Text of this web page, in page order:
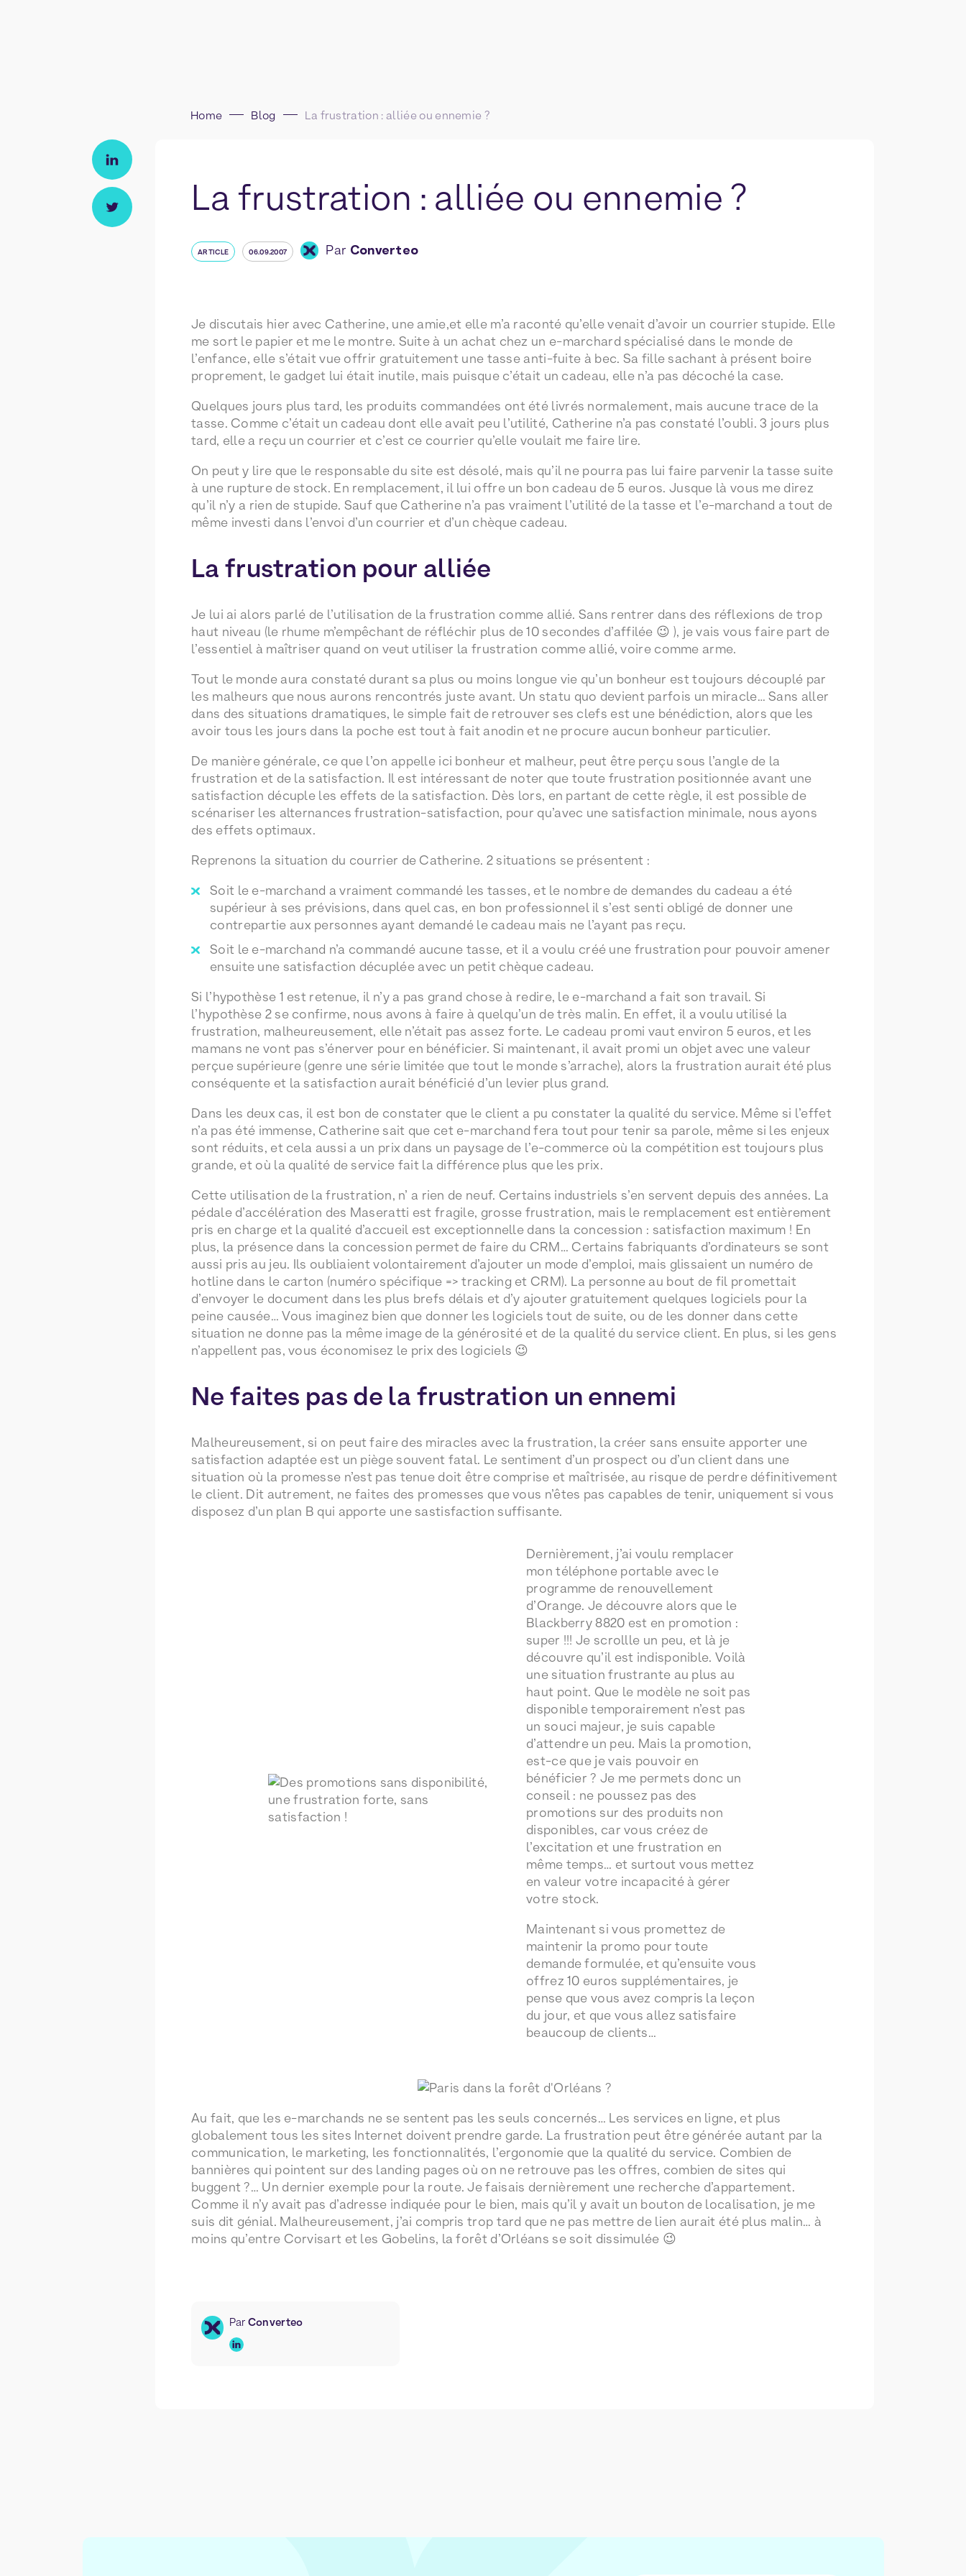
Home Blog La frustration : alliée ou ennemie ?
La frustration : alliée ou ennemie ?
ARTICLE 06.09.2007 Par Converteo
Je discutais hier avec Catherine, une amie,et elle m’a raconté qu’elle venait d’avoir un courrier stupide. Elle
me sort le papier et me le montre. Suite à un achat chez un e-marchard spécialisé dans le monde de
l’enfance, elle s’était vue offrir gratuitement une tasse anti-fuite à bec. Sa fille sachant à présent boire
proprement, le gadget lui était inutile, mais puisque c’était un cadeau, elle n’a pas décoché la case.
Quelques jours plus tard, les produits commandées ont été livrés normalement, mais aucune trace de la
tasse. Comme c’était un cadeau dont elle avait peu l’utilité, Catherine n’a pas constaté l’oubli. 3 jours plus
tard, elle a reçu un courrier et c’est ce courrier qu’elle voulait me faire lire.
On peut y lire que le responsable du site est désolé, mais qu’il ne pourra pas lui faire parvenir la tasse suite
à une rupture de stock. En remplacement, il lui offre un bon cadeau de 5 euros. Jusque là vous me direz
qu’il n’y a rien de stupide. Sauf que Catherine n’a pas vraiment l’utilité de la tasse et l’e-marchand a tout de
même investi dans l’envoi d’un courrier et d’un chèque cadeau.
La frustration pour alliée
Je lui ai alors parlé de l’utilisation de la frustration comme allié. Sans rentrer dans des réflexions de trop
haut niveau (le rhume m’empêchant de réfléchir plus de 10 secondes d’affilée 😉 ), je vais vous faire part de
l’essentiel à maîtriser quand on veut utiliser la frustration comme allié, voire comme arme.
Tout le monde aura constaté durant sa plus ou moins longue vie qu’un bonheur est toujours découplé par
les malheurs que nous aurons rencontrés juste avant. Un statu quo devient parfois un miracle… Sans aller
dans des situations dramatiques, le simple fait de retrouver ses clefs est une bénédiction, alors que les
avoir tous les jours dans la poche est tout à fait anodin et ne procure aucun bonheur particulier.
De manière générale, ce que l’on appelle ici bonheur et malheur, peut être perçu sous l’angle de la
frustration et de la satisfaction. Il est intéressant de noter que toute frustration positionnée avant une
satisfaction décuple les effets de la satisfaction. Dès lors, en partant de cette règle, il est possible de
scénariser les alternances frustration-satisfaction, pour qu’avec une satisfaction minimale, nous ayons
des effets optimaux.
Reprenons la situation du courrier de Catherine. 2 situations se présentent :
Soit le e-marchand a vraiment commandé les tasses, et le nombre de demandes du cadeau a été
supérieur à ses prévisions, dans quel cas, en bon professionnel il s’est senti obligé de donner une
contrepartie aux personnes ayant demandé le cadeau mais ne l’ayant pas reçu.
Soit le e-marchand n’a commandé aucune tasse, et il a voulu créé une frustration pour pouvoir amener
ensuite une satisfaction décuplée avec un petit chèque cadeau.
Si l’hypothèse 1 est retenue, il n’y a pas grand chose à redire, le e-marchand a fait son travail. Si
l’hypothèse 2 se confirme, nous avons à faire à quelqu’un de très malin. En effet, il a voulu utilisé la
frustration, malheureusement, elle n’était pas assez forte. Le cadeau promi vaut environ 5 euros, et les
mamans ne vont pas s’énerver pour en bénéficier. Si maintenant, il avait promi un objet avec une valeur
perçue supérieure (genre une série limitée que tout le monde s’arrache), alors la frustration aurait été plus
conséquente et la satisfaction aurait bénéficié d’un levier plus grand.
Dans les deux cas, il est bon de constater que le client a pu constater la qualité du service. Même si l’effet
n’a pas été immense, Catherine sait que cet e-marchand fera tout pour tenir sa parole, même si les enjeux
sont réduits, et cela aussi a un prix dans un paysage de l’e-commerce où la compétition est toujours plus
grande, et où la qualité de service fait la différence plus que les prix.
Cette utilisation de la frustration, n’ a rien de neuf. Certains industriels s’en servent depuis des années. La
pédale d’accélération des Maseratti est fragile, grosse frustration, mais le remplacement est entièrement
pris en charge et la qualité d’accueil est exceptionnelle dans la concession : satisfaction maximum ! En
plus, la présence dans la concession permet de faire du CRM… Certains fabriquants d’ordinateurs se sont
aussi pris au jeu. Ils oubliaient volontairement d’ajouter un mode d’emploi, mais glissaient un numéro de
hotline dans le carton (numéro spécifique => tracking et CRM). La personne au bout de fil promettait
d’envoyer le document dans les plus brefs délais et d’y ajouter gratuitement quelques logiciels pour la
peine causée… Vous imaginez bien que donner les logiciels tout de suite, ou de les donner dans cette
situation ne donne pas la même image de la générosité et de la qualité du service client. En plus, si les gens
n’appellent pas, vous économisez le prix des logiciels 😉
Ne faites pas de la frustration un ennemi
Malheureusement, si on peut faire des miracles avec la frustration, la créer sans ensuite apporter une
satisfaction adaptée est un piège souvent fatal. Le sentiment d’un prospect ou d’un client dans une
situation où la promesse n’est pas tenue doit être comprise et maîtrisée, au risque de perdre définitivement
le client. Dit autrement, ne faites des promesses que vous n’êtes pas capables de tenir, uniquement si vous
disposez d’un plan B qui apporte une sastisfaction suffisante.
Dernièrement, j’ai voulu remplacer
mon téléphone portable avec le
programme de renouvellement
d’Orange. Je découvre alors que le
Blackberry 8820 est en promotion :
super !!! Je scrollle un peu, et là je
découvre qu’il est indisponible. Voilà
une situation frustrante au plus au
haut point. Que le modèle ne soit pas
disponible temporairement n’est pas
un souci majeur, je suis capable
d’attendre un peu. Mais la promotion,
est-ce que je vais pouvoir en
bénéficier ? Je me permets donc un
conseil : ne poussez pas des
promotions sur des produits non
disponibles, car vous créez de
l’excitation et une frustration en
même temps… et surtout vous mettez
en valeur votre incapacité à gérer
votre stock.
Maintenant si vous promettez de
maintenir la promo pour toute
demande formulée, et qu’ensuite vous
offrez 10 euros supplémentaires, je
pense que vous avez compris la leçon
du jour, et que vous allez satisfaire
beaucoup de clients…
Au fait, que les e-marchands ne se sentent pas les seuls concernés… Les services en ligne, et plus
globalement tous les sites Internet doivent prendre garde. La frustration peut être générée autant par la
communication, le marketing, les fonctionnalités, l’ergonomie que la qualité du service. Combien de
bannières qui pointent sur des landing pages où on ne retrouve pas les offres, combien de sites qui
buggent ?… Un dernier exemple pour la route. Je faisais dernièrement une recherche d’appartement.
Comme il n’y avait pas d’adresse indiquée pour le bien, mais qu’il y avait un bouton de localisation, je me
suis dit génial. Malheureusement, j’ai compris trop tard que ne pas mettre de lien aurait été plus malin… à
moins qu’entre Corvisart et les Gobelins, la forêt d’Orléans se soit dissimulée 😉
Par Converteo